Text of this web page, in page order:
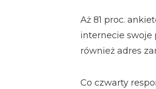
Aż 81 proc.
internecie swoje
również adres
Co czwarty